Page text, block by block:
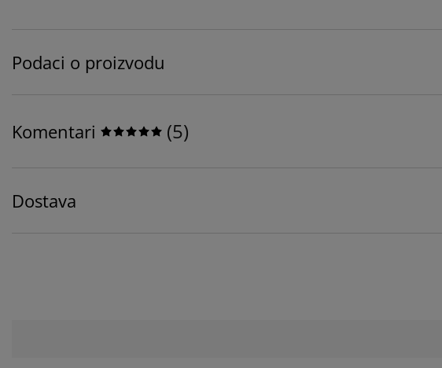
Podaci o proizvodu
Komentari (5)
Dostava